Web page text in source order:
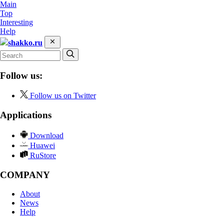
Main
Top
Interesting
Help
shakko.ru
Follow us:
Follow us on Twitter
Applications
Download
Huawei
RuStore
COMPANY
About
News
Help